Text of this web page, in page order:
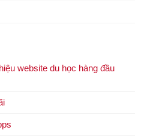
website du học hàng đầu